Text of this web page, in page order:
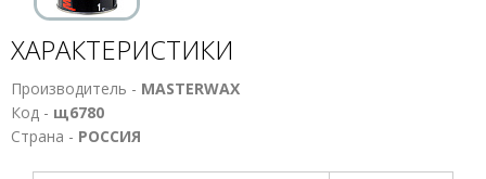
ХАРАКТЕРИСТИКИ
Производитель - MASTERWAX
Код - щ6780
Страна - РОССИЯ